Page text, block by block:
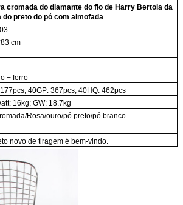
cromada do diamante do fio de Harry Bertoia da
do preto do pó com almofada
cm
+ ferro
40GP: 367pcs; 40HQ: 462pcs
16kg; GW: 18.7kg
Rosa/ouro/pó preto/pó branco
novo de tiragem é bem-vindo.